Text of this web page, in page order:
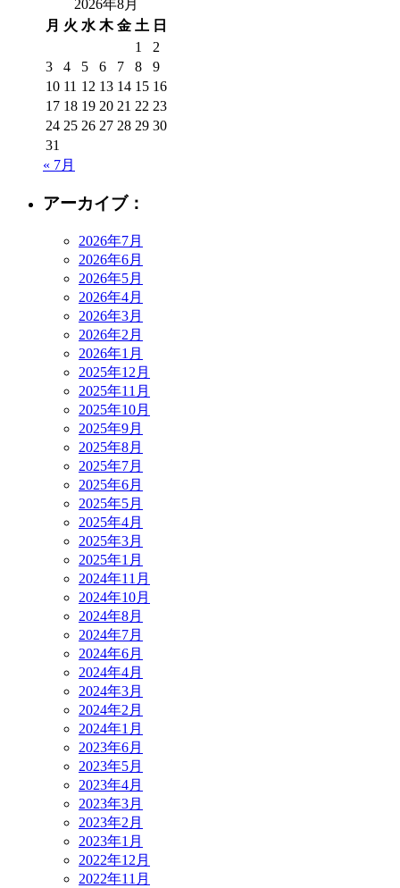
2026年8月
月 火 水 木 金 土 日
1
2
3
4 5 6 7 8
9
10 11 12 13 14 15 16
17 18 19 20 21 22 23
24 25 26 27 28 29 30
31
« 7月
アーカイブ：
2026年7月
2026年6月
2026年5月
2026年4月
2026年3月
2026年2月
2026年1月
2025年12月
2025年11月
2025年10月
2025年9月
2025年8月
2025年7月
2025年6月
2025年5月
2025年4月
2025年3月
2025年1月
2024年11月
2024年10月
2024年8月
2024年7月
2024年6月
2024年4月
2024年3月
2024年2月
2024年1月
2023年6月
2023年5月
2023年4月
2023年3月
2023年2月
2023年1月
2022年12月
2022年11月